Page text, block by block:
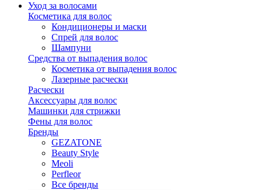
Уход за волосами
Косметика для волос
Кондиционеры и маски
Спрей для волос
Шампуни
Средства от выпадения волос
Косметика от выпадения волос
Лазерные расчески
Расчески
Аксессуары для волос
Машинки для стрижки
Фены для волос
Бренды
GEZATONE
Beauty Style
Meoli
Perfleor
Все бренды